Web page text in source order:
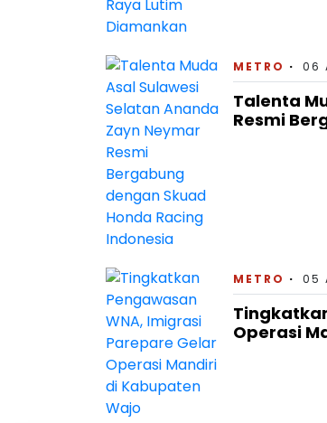
METRO 06
Talenta
Resmi
METRO 05
Operasi